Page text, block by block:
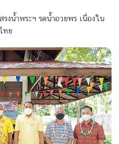
งน้ำพระฯ รดน้ำอวยพร เนื่องใน
ทย